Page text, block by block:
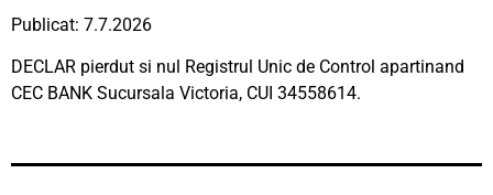
Publicat: 7.7.2026
DECLAR pierdut si nul Registrul Unic de Control apartinand
CEC BANK Sucursala Victoria, CUI 34558614.